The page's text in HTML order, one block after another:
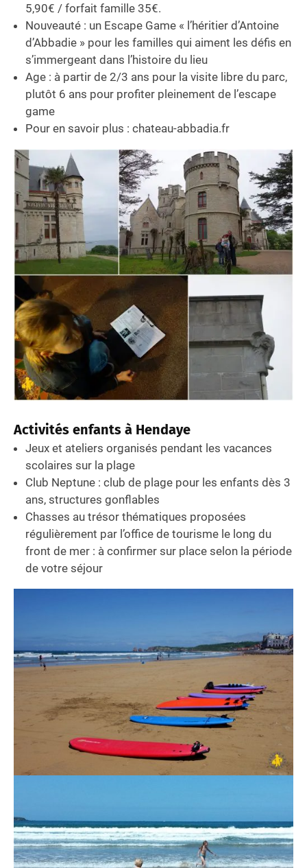
5,90€ / forfait famille 35€.
Nouveauté : un Escape Game « l’héritier d’Antoine
d’Abbadie » pour les familles qui aiment les défis en
s’immergeant dans l’histoire du lieu
Age : à partir de 2/3 ans pour la visite libre du parc,
plutôt 6 ans pour profiter pleinement de l’escape
game
Pour en savoir plus : chateau-abbadia.fr
Activités enfants à Hendaye
Jeux et ateliers organisés pendant les vacances
scolaires sur la plage
Club Neptune : club de plage pour les enfants dès 3
ans, structures gonflables
Chasses au trésor thématiques proposées
régulièrement par l’office de tourisme le long du
front de mer : à confirmer sur place selon la période
de votre séjour